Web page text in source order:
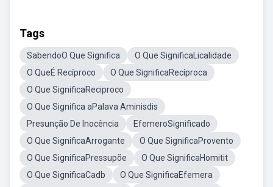
Tags
SabendoO Que Significa
O Que SignificaLicalidade
O QueÉ Recíproco
O Que SignificaRecíproca
O Que SignificaReciproco
O Que Significa aPalava Aminisdis
Presunção De Inocência
EfemeroSignificado
O Que SignificaArrogante
O Que SignificaProvento
O Que SignificaPressupõe
O Que SignificaHomitit
O Que SignificaCadb
O Que SignificaEfemera